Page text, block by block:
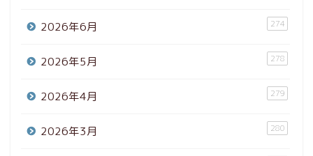
2026年6月 274
2026年5月 278
2026年4月 279
2026年3月 280